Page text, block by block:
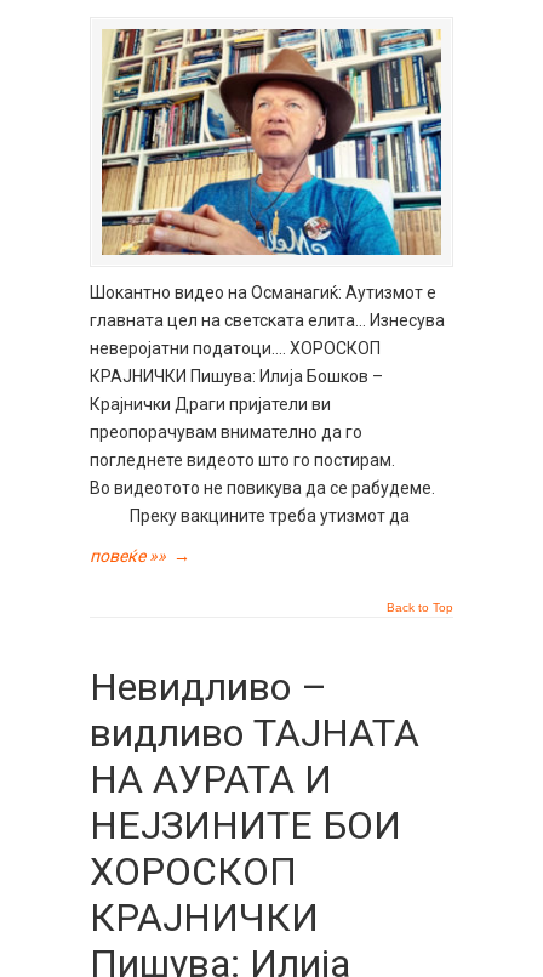
Шокантно видео на Османагиќ: Аутизмот е
главната цел на светската елита… Изнесува
неверојатни податоци…. ХОРОСКОП
КРАЈНИЧКИ Пишува: Илија Бошков –
Крајнички Драги пријатели ви
преопорачувам внимателно да го
погледнете видеото што го постирам.
Во видеотото не повикува да се рабудеме.
Преку вакцините треба утизмот да
повеќе »» →
Back to Top
Невидливо –
видливо ТАЈНАТА
НА АУРАТА И
НЕЈЗИНИТЕ БОИ
ХОРОСКОП
КРАЈНИЧКИ
Пишува: Илија